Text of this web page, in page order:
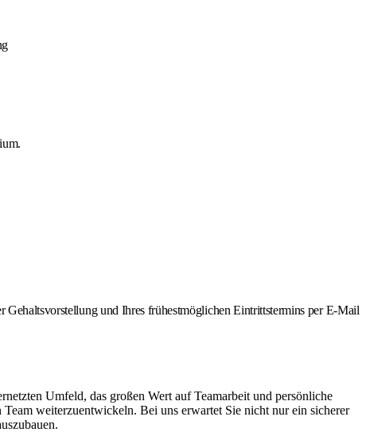
Gehaltsvorstellung und Ihres frühestmöglichen Eintrittstermins per E-Mail
Umfeld, das großen Wert auf Teamarbeit und persönliche
weiterzuentwickeln. Bei uns erwartet Sie nicht nur ein sicherer